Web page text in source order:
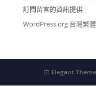
訂閱留言的資訊提供
WordPress.org 台灣繁
由 Elegant